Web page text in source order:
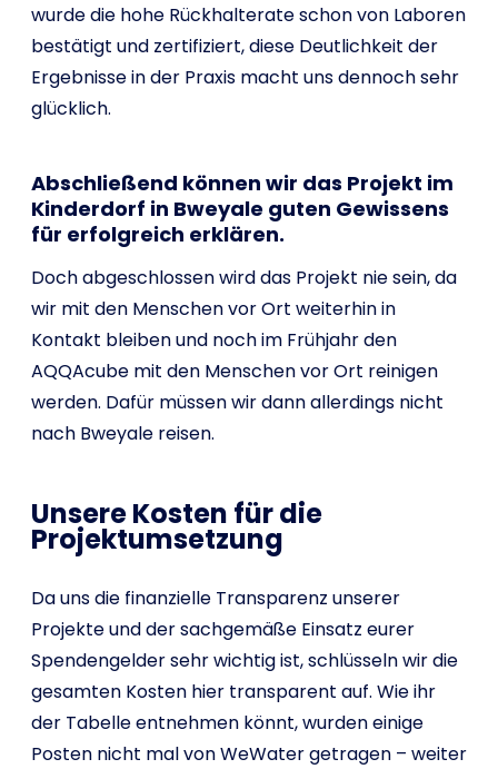
wurde die hohe Rückhalterate schon von Laboren
bestätigt und zertifiziert, diese Deutlichkeit der
Ergebnisse in der Praxis macht uns dennoch sehr
glücklich.
Abschließend können wir das Projekt im
Kinderdorf in Bweyale guten Gewissens
für erfolgreich erklären.
Doch abgeschlossen wird das Projekt nie sein, da
wir mit den Menschen vor Ort weiterhin in
Kontakt bleiben und noch im Frühjahr den
AQQAcube mit den Menschen vor Ort reinigen
werden. Dafür müssen wir dann allerdings nicht
nach Bweyale reisen.
Unsere Kosten für die
Projektumsetzung
Da uns die finanzielle Transparenz unserer
Projekte und der sachgemäße Einsatz eurer
Spendengelder sehr wichtig ist, schlüsseln wir die
gesamten Kosten hier transparent auf. Wie ihr
der Tabelle entnehmen könnt, wurden einige
Posten nicht mal von WeWater getragen – weiter